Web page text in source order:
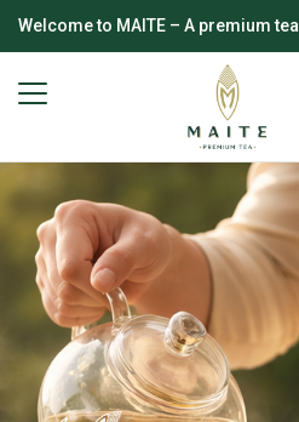
Welcome to MAITE – A premium tea